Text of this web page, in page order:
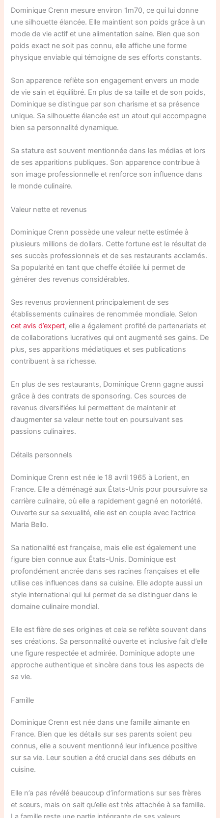
Dominique Crenn mesure environ 1m70, ce qui lui donne
une silhouette élancée. Elle maintient son poids grâce à un
mode de vie actif et une alimentation saine. Bien que son
poids exact ne soit pas connu, elle affiche une forme
physique enviable qui témoigne de ses efforts constants.
Son apparence reflète son engagement envers un mode
de vie sain et équilibré. En plus de sa taille et de son poids,
Dominique se distingue par son charisme et sa présence
unique. Sa silhouette élancée est un atout qui accompagne
bien sa personnalité dynamique.
Sa stature est souvent mentionnée dans les médias et lors
de ses apparitions publiques. Son apparence contribue à
son image professionnelle et renforce son influence dans
le monde culinaire.
Valeur nette et revenus
Dominique Crenn possède une valeur nette estimée à
plusieurs millions de dollars. Cette fortune est le résultat de
ses succès professionnels et de ses restaurants acclamés.
Sa popularité en tant que cheffe étoilée lui permet de
générer des revenus considérables.
Ses revenus proviennent principalement de ses
établissements culinaires de renommée mondiale. Selon
cet avis d’expert, elle a également profité de partenariats et
de collaborations lucratives qui ont augmenté ses gains. De
plus, ses apparitions médiatiques et ses publications
contribuent à sa richesse.
En plus de ses restaurants, Dominique Crenn gagne aussi
grâce à des contrats de sponsoring. Ces sources de
revenus diversifiées lui permettent de maintenir et
d’augmenter sa valeur nette tout en poursuivant ses
passions culinaires.
Détails personnels
Dominique Crenn est née le 18 avril 1965 à Lorient, en
France. Elle a déménagé aux États-Unis pour poursuivre sa
carrière culinaire, où elle a rapidement gagné en notoriété.
Ouverte sur sa sexualité, elle est en couple avec l’actrice
Maria Bello.
Sa nationalité est française, mais elle est également une
figure bien connue aux États-Unis. Dominique est
profondément ancrée dans ses racines françaises et elle
utilise ces influences dans sa cuisine. Elle adopte aussi un
style international qui lui permet de se distinguer dans le
domaine culinaire mondial.
Elle est fière de ses origines et cela se reflète souvent dans
ses créations. Sa personnalité ouverte et inclusive fait d’elle
une figure respectée et admirée. Dominique adopte une
approche authentique et sincère dans tous les aspects de
sa vie.
Famille
Dominique Crenn est née dans une famille aimante en
France. Bien que les détails sur ses parents soient peu
connus, elle a souvent mentionné leur influence positive
sur sa vie. Leur soutien a été crucial dans ses débuts en
cuisine.
Elle n’a pas révélé beaucoup d’informations sur ses frères
et sœurs, mais on sait qu’elle est très attachée à sa famille.